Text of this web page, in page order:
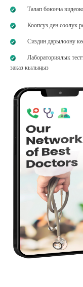
Талап боюнча
Коопсуз ден соолук
Сиздин дарылоону
Лабораториялык
заказ кылыңыз